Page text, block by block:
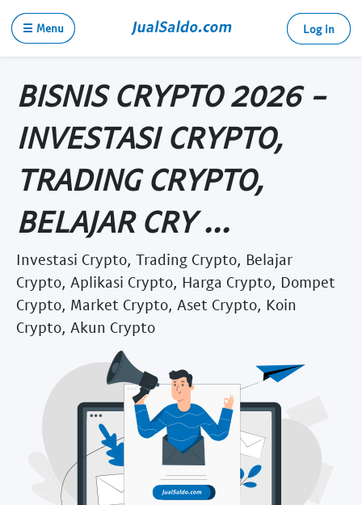
☰ Menu Log in
BISNIS CRYPTO 2026 -
INVESTASI CRYPTO,
TRADING CRYPTO,
BELAJAR CRY ...
Investasi Crypto, Trading Crypto, Belajar
Crypto, Aplikasi Crypto, Harga Crypto, Dompet
Crypto, Market Crypto, Aset Crypto, Koin
Crypto, Akun Crypto